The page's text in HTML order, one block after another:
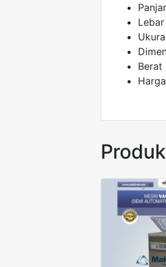
Berat